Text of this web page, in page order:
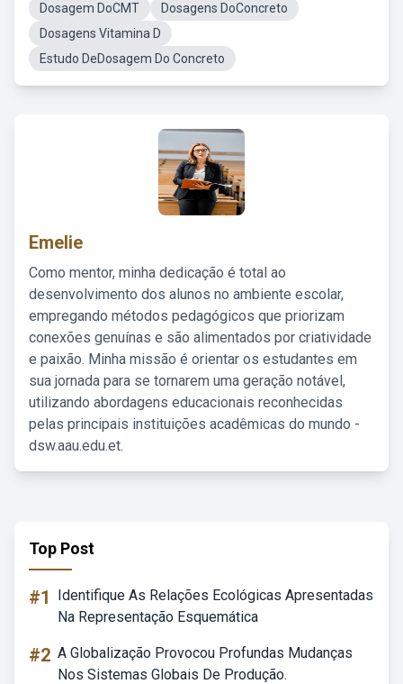
Dosagem DoCMT
Dosagens DoConcreto
Dosagens Vitamina D
Estudo DeDosagem Do Concreto
Emelie
Como mentor, minha dedicação é total ao
desenvolvimento dos alunos no ambiente escolar,
empregando métodos pedagógicos que priorizam
conexões genuínas e são alimentados por criatividade
e paixão. Minha missão é orientar os estudantes em
sua jornada para se tornarem uma geração notável,
utilizando abordagens educacionais reconhecidas
pelas principais instituições acadêmicas do mundo -
dsw.aau.edu.et.
Top Post
#1
Identifique As Relações Ecológicas Apresentadas
Na Representação Esquemática
#2 A Globalização Provocou Profundas Mudanças
Nos Sistemas Globais De Produção.